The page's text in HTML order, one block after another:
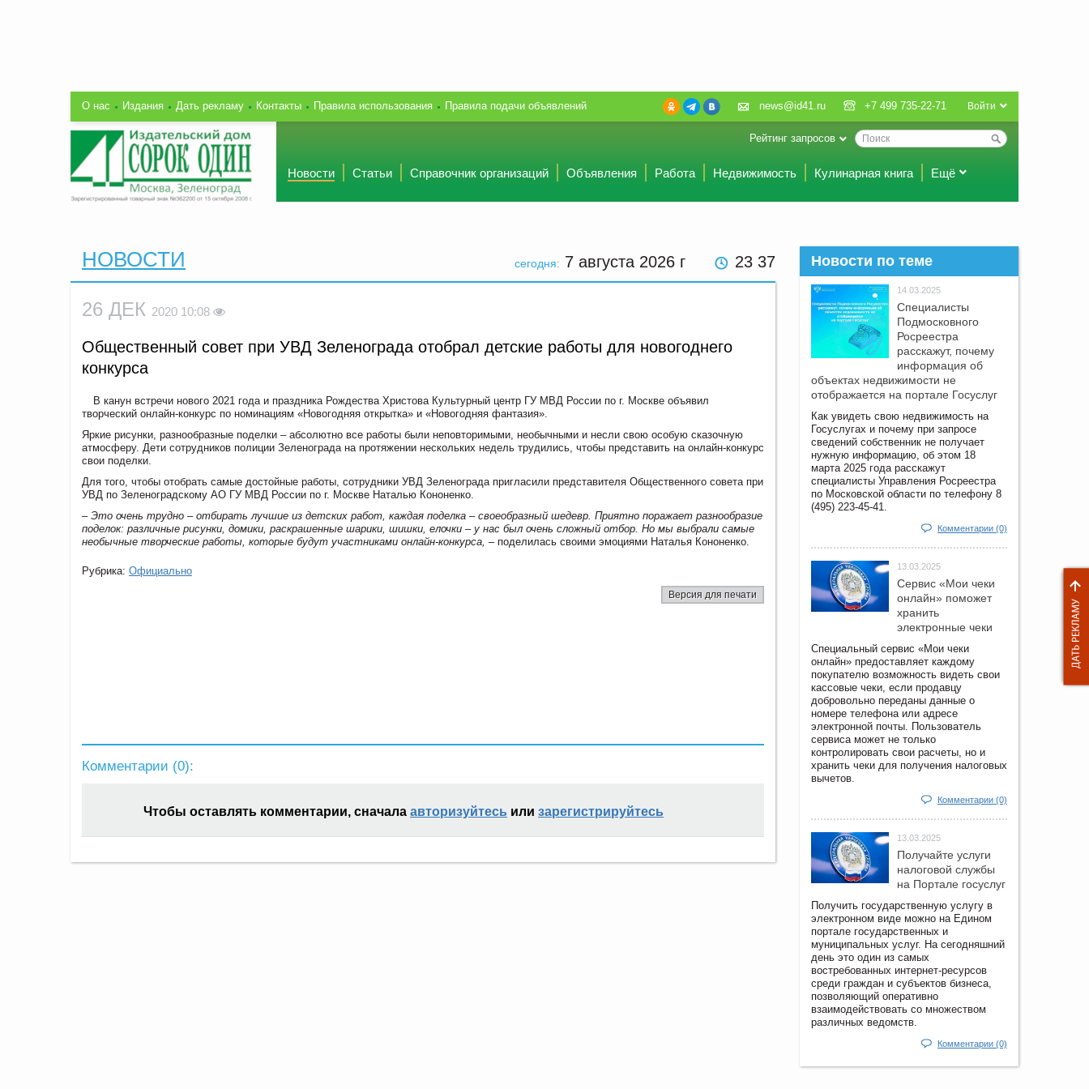
О нас Издания Дать рекламу Контакты Правила использования Правила подачи объявлений Войти
news@id41.ru +7 499 735-22-71
Рейтинг запросов
Новости Статьи Справочник организаций Объявления Работа Недвижимость Кулинарная книга Ещё
сегодня: 7 августа 2026 г 23 37
НОВОСТИ
26 ДЕК 2020 10:08
Общественный совет при УВД Зеленограда отобрал детские работы для новогоднего
конкурса
В канун встречи нового 2021 года и праздника Рождества Христова Культурный центр ГУ МВД России по г. Москве объявил
творческий онлайн-конкурс по номинациям «Новогодняя открытка» и «Новогодняя фантазия».
Яркие рисунки, разнообразные поделки – абсолютно все работы были неповторимыми, необычными и несли свою особую сказочную
атмосферу. Дети сотрудников полиции Зеленограда на протяжении нескольких недель трудились, чтобы представить на онлайн-конкурс
свои поделки.
Для того, чтобы отобрать самые достойные работы, сотрудники УВД Зеленограда пригласили представителя Общественного совета при
УВД по Зеленоградскому АО ГУ МВД России по г. Москве Наталью Кононенко.
– Это очень трудно – отбирать лучшие из детских работ, каждая поделка – своеобразный шедевр. Приятно поражает разнообразие
поделок: различные рисунки, домики, раскрашенные шарики, шишки, елочки – у нас был очень сложный отбор. Но мы выбрали самые
необычные творческие работы, которые будут участниками онлайн-конкурса, – поделилась своими эмоциями Наталья Кононенко.
Рубрика: Официально
Версия для печати
Комментарии (0):
Чтобы оставлять комментарии, сначала авторизуйтесь или зарегистрируйтесь
Новости по теме
14.03.2025
Специалисты
Подмосковного
Росреестра
расскажут, почему
информация об
объектах недвижимости не
отображается на портале Госуслуг
Как увидеть свою недвижимость на
Госуслугах и почему при запросе
сведений собственник не получает
нужную информацию, об этом 18
марта 2025 года расскажут
специалисты Управления Росреестра
по Московской области по телефону 8
(495) 223-45-41.
Комментарии (0)
13.03.2025
Сервис «Мои чеки
онлайн» поможет
хранить
электронные чеки
Специальный сервис «Мои чеки
онлайн» предоставляет каждому
покупателю возможность видеть свои
кассовые чеки, если продавцу
добровольно переданы данные о
номере телефона или адресе
электронной почты. Пользователь
сервиса может не только
контролировать свои расчеты, но и
хранить чеки для получения налоговых
вычетов.
Комментарии (0)
13.03.2025
Получайте услуги
налоговой службы
на Портале госyслуг
Получить государственную услугу в
электронном виде можно на Едином
портале государственных и
муниципальных услуг. На сегодняшний
день это один из самых
востребованных интернет-ресурсов
среди граждан и субъектов бизнеса,
позволяющий оперативно
взаимодействовать со множеством
различных ведомств.
Комментарии (0)